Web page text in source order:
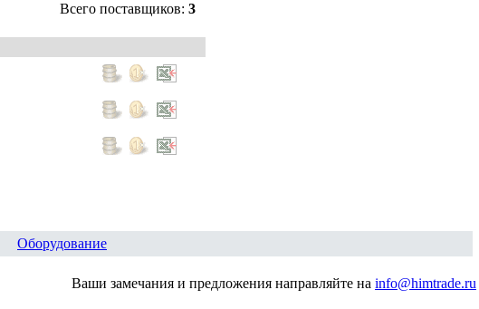
Всего поставщиков: 3
Оборудование
Ваши замечания и предложения направляйте на info@himtrade.ru